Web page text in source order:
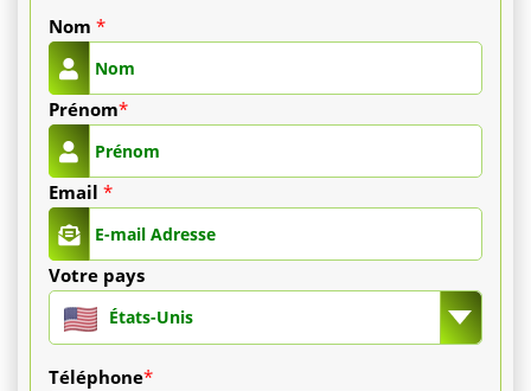
médicaments
antalgiques
antibiotiques
sont
inclus.
Nom *
Prénom*
Email *
Votre pays
États-Unis
Téléphone*